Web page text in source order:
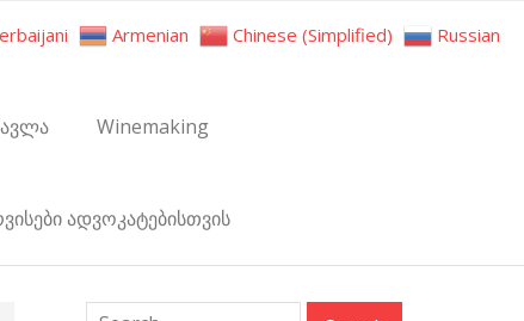
Winemaking
ადვოკატებისთვის
Armenian Chinese (Simplified) Russian